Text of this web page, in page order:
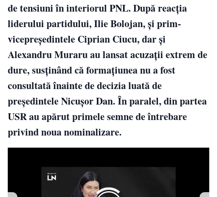
de tensiuni în interiorul PNL. După reacția
liderului partidului, Ilie Bolojan, și prim-
vicepreședintele Ciprian Ciucu, dar și
Alexandru Muraru au lansat acuzații extrem de
dure, susținând că formațiunea nu a fost
consultată înainte de decizia luată de
președintele Nicușor Dan. În paralel, din partea
USR au apărut primele semne de întrebare
privind noua nominalizare.